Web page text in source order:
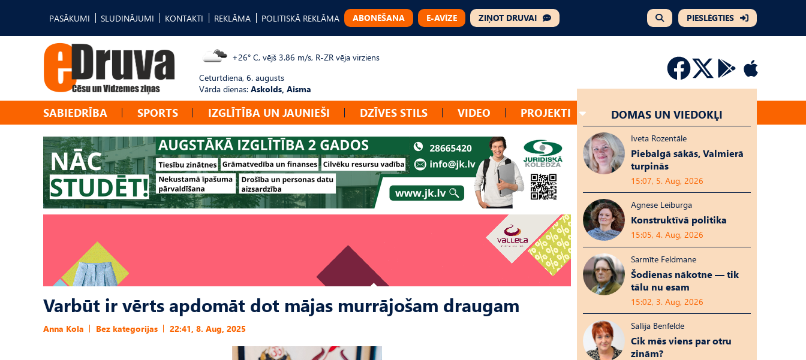
PASĀKUMI SLUDINĀJUMI KONTAKTI REKLĀMA POLITISKĀ REKLĀMA ABONĒŠANA E-AVĪZE ZIŅOT DRUVAI PIESLĒGTIES
+26° C, vējš 3.86 m/s, R-ZR vēja virziens
Ceturtdiena, 6. augusts
Vārda dienas: Askolds, Aisma
SABIEDRĪBA SPORTS IZGLĪTĪBA UN JAUNIEŠI DZĪVES STILS VIDEO PROJEKTI
Varbūt ir vērts apdomāt dot mājas murrājošam draugam
Anna Kola Bez kategorijas 22:41, 8. Aug, 2025
DOMAS UN VIEDOKĻI
Iveta Rozentāle
Piebalgā sākās, Valmierā
turpinās
15:07, 5. Aug, 2026
Agnese Leiburga
Konstruktīvā politika
15:05, 4. Aug, 2026
Sarmīte Feldmane
Šodienas nākotne — tik
tālu nu esam
15:02, 3. Aug, 2026
Sallija Benfelde
Cik mēs viens par otru
zinām?